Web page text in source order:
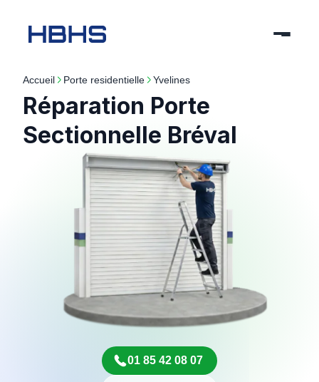
Accueil porte residentielle yvelines
Réparation Porte
Sectionnelle Bréval
01 85 42 08 07